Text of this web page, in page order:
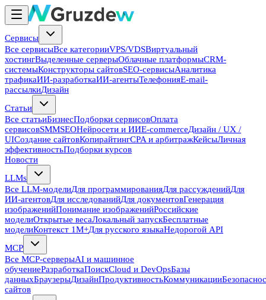
Сервисы
Все сервисыВсе категорииVPS/VDSВиртуальный
хостингВыделенные серверыОблачные платформыCRM-
системыКонструкторы сайтовSEO-сервисыАналитика
трафикаИИ-разработкаИИ-агентыТелефонияE-mail-
рассылкиДизайн
Статьи
Все статьиБизнесПодборки сервисовОплата
сервисовSMMSEOНейросети и ИИE-commerceДизайн / UX /
UIСоздание сайтовКопирайтингCPA и арбитражКейсыЛичная
эффективностьПодборки курсов
Новости
LLMs
Все LLM-моделиДля программированияДля рассужденийДля
ИИ-агентовДля исследованийДля документовГенерация
изображенийПонимание изображенийРоссийские
моделиОткрытые весаЛокальный запускБесплатные
моделиКонтекст 1M+Для русского языкаНедорогой API
MCP
Все MCP-серверыAI и машинное
обучениеРазработкаПоискCloud и DevOpsБазы
данныхБраузерыДизайнПродуктивностьКоммуникации
сайтов